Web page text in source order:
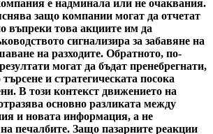
е надминала или не очаквания.
защо компании могат да отчетат
въпреки това акциите им да
сигнализира за забавяне на
на разходите. Обратното, по-
могат да бъдат пренебрегнати,
и стратегическата посока
В този контекст движението на
основно разликата между
и новата информация, а не
печалбите. Защо пазарните реакции